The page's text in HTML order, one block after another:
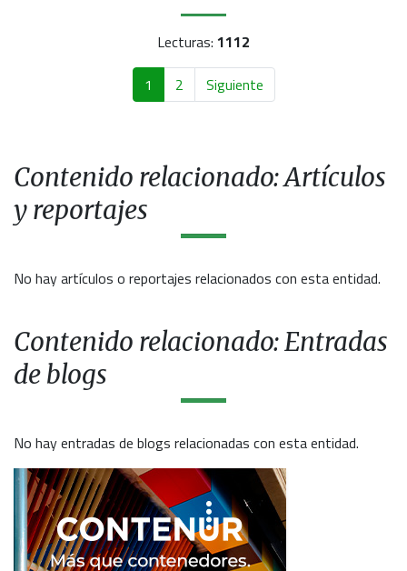
Lecturas: 1112
1
2 Siguiente
Contenido relacionado: Artículos
y reportajes
No hay artículos o reportajes relacionados con esta entidad.
Contenido relacionado: Entradas
de blogs
No hay entradas de blogs relacionadas con esta entidad.